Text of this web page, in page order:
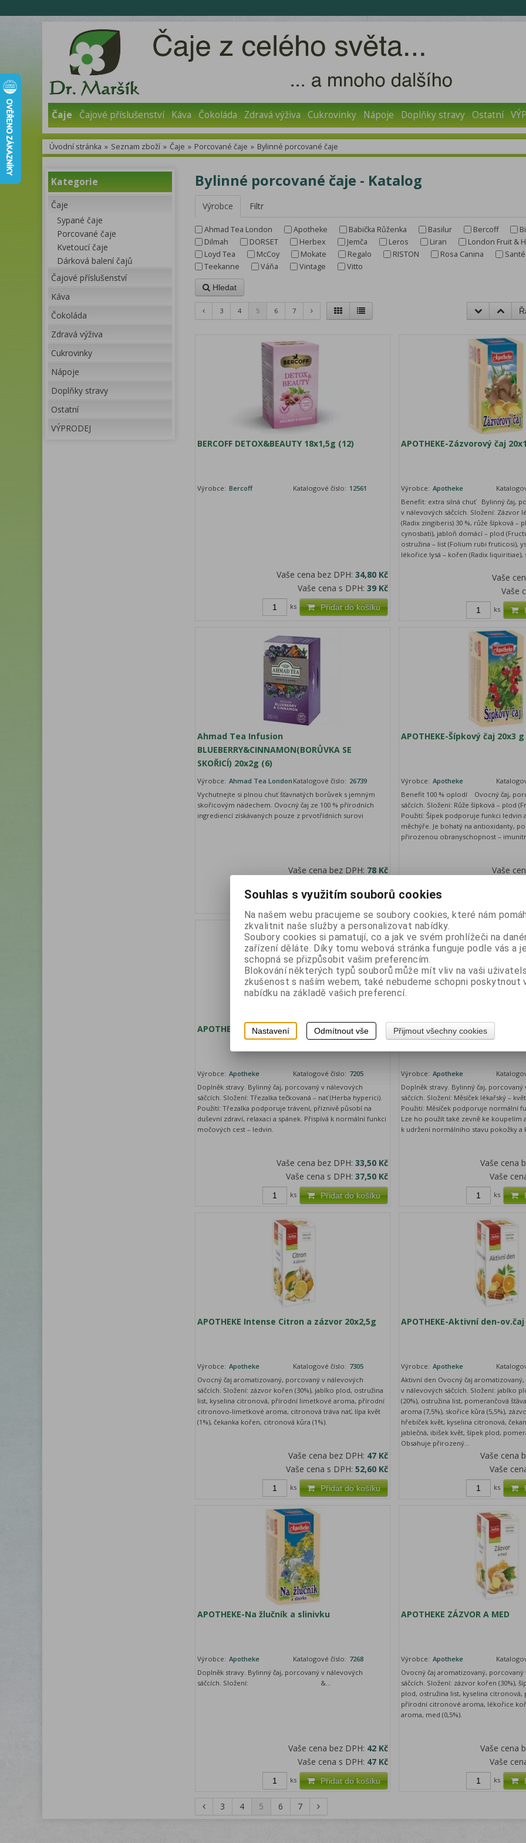
Čaje Čajové příslušenství Káva Čokoláda Zdravá výživa Cukrovinky Nápoje Doplňky stravy Ostatní
Úvodní stránka » Seznam zboží » Čaje » Porcované čaje » Bylinné porcované čaje
Kategorie
Čaje
Sypané čaje
Porcované čaje
Kvetoucí čaje
Dárková balení čajů
Čajové příslušenství
Káva
Čokoláda
Zdravá výživa
Cukrovinky
Nápoje
Doplňky stravy
Ostatní
VÝPRODEJ
Bylinné porcované čaje - Katalog
Výrobce Filtr
Ahmad Tea London Apotheke Babička Růženka Basilur Bercoff
Dilmah
DORSET Herbex Jemča Leros Liran
London Fruit &
Loyd Tea
McCoy Mokate Regalo RISTON Rosa Canina
Teekanne
Váňa Vintage Vitto
Hledat
3 4 5 6 7
BERCOFF DETOX&BEAUTY 18x1,5g (12)
Výrobce: Bercoff Katalogové číslo: 12561
Vaše cena bez DPH:34,80 Kč
Vaše cena s DPH:39 Kč
Přidat do košíku
ks
APOTHEKE-Zázvorový čaj
Výrobce: Apotheke
Benefit: extra silná chuť Bylinný čaj,
v nálevových sáčcích. Složení: Zázvor
(Radix zingiberis) 30 %, růže šípková –
cynosbati), jabloň domácí – plod
ostružina – list (Folium rubi fruticosi),
lékořice lysá – kořen (Radix liquiritiae),
Vaše
Vaše
ks
Ahmad Tea Infusion
BLUEBERRY&CINNAMON(BORŮVKA SE
SKOŘICÍ) 20x2g (6)
Výrobce: Ahmad Tea London Katalogové číslo: 26739
Vychutnejte si plnou chuť šťavnatých borůvek s jemným
skořicovým nádechem. Ovocný čaj ze 100 % přírodních
ingrediencí získávaných pouze z prvotřídních surovi
Vaše cena bez DPH: 78 Kč
APOTHEKE-Šípkový čaj 20x3 g
Výrobce: Apotheke
Benefit 100 % oplodí Ovocný čaj,
sáčcích. Složení: Růže šípková – plod
Použití: Šípek podporuje funkci ledvin
měchýře. Je bohatý na antioxidanty,
přirozenou obranyschopnost –
Vaše
APOTHEKE-Třezalka čaj
Výrobce: Apotheke Katalogové číslo: 7205
Doplněk stravy. Bylinný čaj, porcovaný v nálevových
sáčcích. Složení: Třezalka tečkovaná – nať (Herba hyperici).
Použití: Třezalka podporuje trávení, příznivě působí na
duševní zdraví, relaxaci a spánek. Přispívá k normální funkci
močových cest – ledvin.
Vaše cena bez DPH:33,50 Kč
Vaše cena s DPH:37,50 Kč
Přidat do košíku
ks
APOTHEKE Měsíček lékařský
Výrobce: Apotheke
Doplněk stravy. Bylinný čaj, porcovaný
sáčcích. Složení: Měsíček lékařský –
Použití: Měsíček podporuje normální
Lze ho použít také zevně ke koupelím
k udržení normálního stavu pokožky a
Vaše cena
Vaše
ks
APOTHEKE Intense Citron a zázvor 20x2,5g
Výrobce: Apotheke Katalogové číslo: 7305
Ovocný čaj aromatizovaný, porcovaný v nálevových
sáčcích. Složení: zázvor kořen (30%), jablko plod, ostružina
list, kyselina citronová, přírodní limetkové aroma, přírodní
citronovo-limetkové aroma, citronová tráva nať, lípa květ
(1%), čekanka kořen, citronová kůra (1%).
Vaše cena bez DPH: 47 Kč
Vaše cena s DPH:52,60 Kč
Přidat do košíku
ks
APOTHEKE-Aktivní den-ov.čaj
Výrobce: Apotheke
Aktivní den Ovocný čaj
v nálevových sáčcích. Složení: jablko
(20%), ostružina list, pomerančová
aroma (7,5%), skořice kůra (5,5%),
hřebíček květ, kyselina citronová,
jablečná, ibišek květ, šípek plod,
Obsahuje přirozený...
Vaše cena
Vaše
ks
APOTHEKE-Na žlučník a slinivku
Výrobce: Apotheke Katalogové číslo: 7268
Doplněk stravy. Bylinný čaj, porcovaný v nálevových
sáčcích. Složení: &...
Vaše cena bez DPH: 42 Kč
Vaše cena s DPH: 47 Kč
Přidat do košíku
ks
APOTHEKE ZÁZVOR A MED
Výrobce: Apotheke
Ovocný čaj aromatizovaný, porcovaný
sáčcích. Složení: zázvor kořen (30%),
plod, ostružina list, kyselina
přírodní citronové aroma, lékořice
aroma, med (0,5%).
Vaše cena
Vaše
ks
3 4 5 6 7
Souhlas s využitím souborů cookies
Na našem webu pracujeme se soubory cookies, které nám
zkvalitnit naše služby a personalizovat nabídky.
Soubory cookies si pamatují, co a jak ve svém prohlížeči na
zařízení děláte. Díky tomu webová stránka funguje podle vás a je
schopná se přizpůsobit vašim preferencím.
Blokování některých typů souborů může mít vliv na vaši
zkušenost s naším webem, také nebudeme schopni poskytnout
nabídku na základě vašich preferencí.
Nastavení Odmítnout vše Přijmout všechny cookies